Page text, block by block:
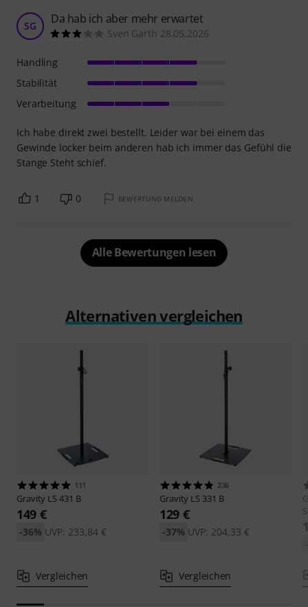
SG Da hab ich aber mehr erwartet
Sven Garth 28.05.2026
Ich habe direkt zwei bestellt. Leider war bei einem das
Gewinde locker beim anderen hab ich immer das Gefühl die
Stange Steht schief.
Handling
Stabilität
Verarbeitung
1 0 BEWERTUNG MELDEN
Alle Bewertungen lesen
Alternativen vergleichen
111
Gravity LS 431 B
149 €
UVP: 233,84 €
-36%
Vergleichen
236
Gravity LS 331 B
129 €
UVP: 204,33 €
-37%
Vergleichen